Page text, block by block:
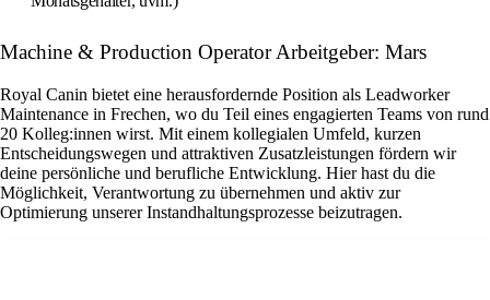
Machine & Production Operator Arbeitgeber: Mars
Royal Canin bietet eine herausfordernde Position als Leadworker
Maintenance in Frechen, wo du Teil eines engagierten Teams von rund
20 Kolleg:innen wirst. Mit einem kollegialen Umfeld, kurzen
Entscheidungswegen und attraktiven Zusatzleistungen fördern wir
deine persönliche und berufliche Entwicklung. Hier hast du die
Möglichkeit, Verantwortung zu übernehmen und aktiv zur
Optimierung unserer Instandhaltungsprozesse beizutragen.